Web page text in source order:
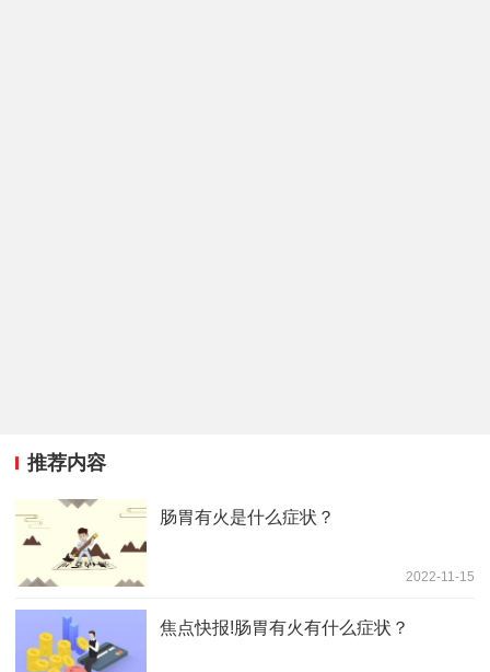
推荐内容
肠胃有火是什么症状？
2022-11-15
焦点快报!肠胃有火有什么症状？